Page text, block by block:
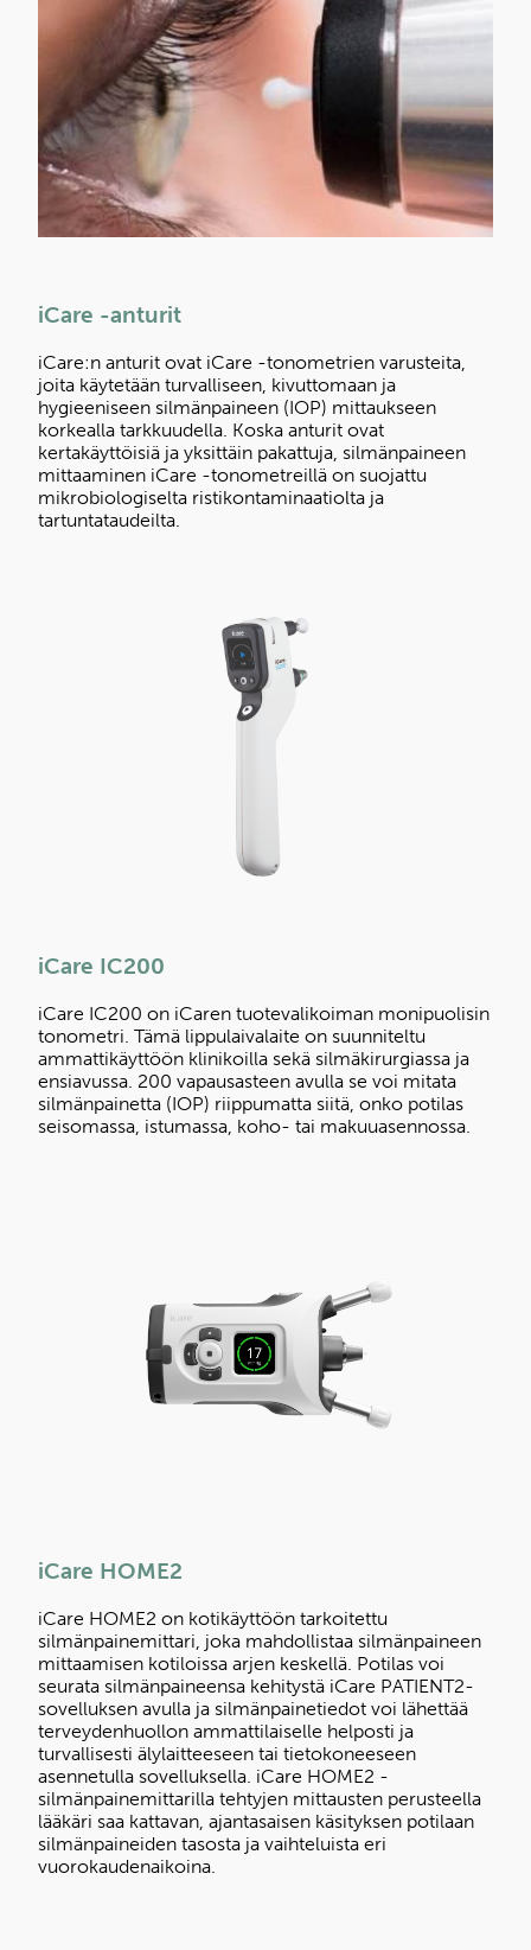
iCare -anturit
iCare:n anturit ovat iCare -tonometrien varusteita,
joita käytetään turvalliseen, kivuttomaan ja
hygieeniseen silmänpaineen (IOP) mittaukseen
korkealla tarkkuudella. Koska anturit ovat
kertakäyttöisiä ja yksittäin pakattuja, silmänpaineen
mittaaminen iCare -tonometreillä on suojattu
mikrobiologiselta ristikontaminaatiolta ja
tartuntataudeilta.
iCare IC200
iCare IC200 on iCaren tuotevalikoiman monipuolisin
tonometri. Tämä lippulaivalaite on suunniteltu
ammattikäyttöön klinikoilla sekä silmäkirurgiassa ja
ensiavussa. 200 vapausasteen avulla se voi mitata
silmänpainetta (IOP) riippumatta siitä, onko potilas
seisomassa, istumassa, koho- tai makuuasennossa.
iCare HOME2
iCare HOME2 on kotikäyttöön tarkoitettu
silmänpainemittari, joka mahdollistaa silmänpaineen
mittaamisen kotiloissa arjen keskellä. Potilas voi
seurata silmänpaineensa kehitystä iCare PATIENT2-
sovelluksen avulla ja silmänpainetiedot voi lähettää
terveydenhuollon ammattilaiselle helposti ja
turvallisesti älylaitteeseen tai tietokoneeseen
asennetulla sovelluksella. iCare HOME2 -
silmänpainemittarilla tehtyjen mittausten perusteella
lääkäri saa kattavan, ajantasaisen käsityksen potilaan
silmänpaineiden tasosta ja vaihteluista eri
vuorokaudenaikoina.